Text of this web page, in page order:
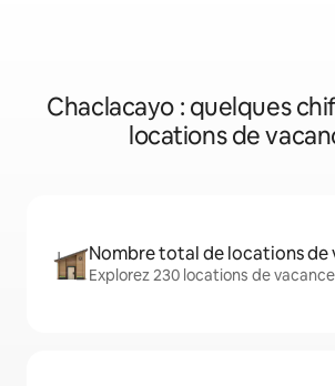
Chaclacayo : quelques
locations de
Nombre total de locations de
Explorez 230 locations de